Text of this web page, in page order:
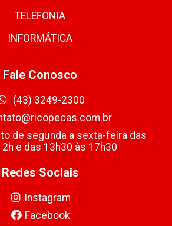
TELEFONIA
INFORMÁTICA
Fale Conosco
(43) 3249-2300
de segunda a sexta-feira das
e das 13h30 às 17h30
Redes Sociais
Instagram
Facebook